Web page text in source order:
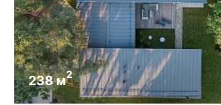
238 м2